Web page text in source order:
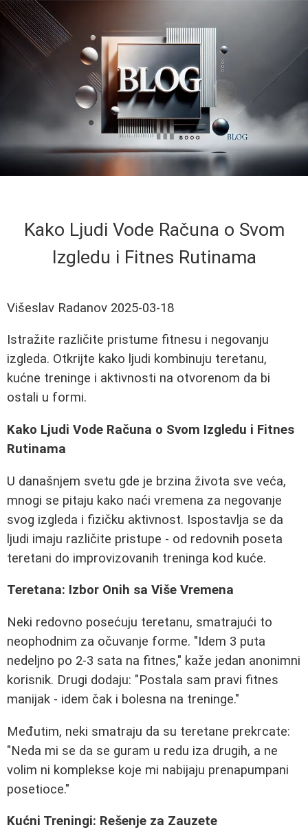
Kako Ljudi Vode Računa o Svom
Izgledu i Fitnes Rutinama
Višeslav Radanov 2025-03-18
Istražite različite pristume fitnesu i negovanju
izgleda. Otkrijte kako ljudi kombinuju teretanu,
kućne treninge i aktivnosti na otvorenom da bi
ostali u formi.
Kako Ljudi Vode Računa o Svom Izgledu i Fitnes
Rutinama
U današnjem svetu gde je brzina života sve veća,
mnogi se pitaju kako naći vremena za negovanje
svog izgleda i fizičku aktivnost. Ispostavlja se da
ljudi imaju različite pristupe - od redovnih poseta
teretani do improvizovanih treninga kod kuće.
Teretana: Izbor Onih sa Više Vremena
Neki redovno posećuju teretanu, smatrajući to
neophodnim za očuvanje forme. "Idem 3 puta
nedeljno po 2-3 sata na fitnes," kaže jedan anonimni
korisnik. Drugi dodaju: "Postala sam pravi fitnes
manijak - idem čak i bolesna na treninge."
Međutim, neki smatraju da su teretane prekrcate:
"Neda mi se da se guram u redu iza drugih, a ne
volim ni komplekse koje mi nabijaju prenapumpani
posetioce."
Kućni Treningi: Rešenje za Zauzete